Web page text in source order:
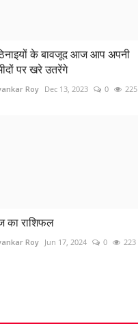
के बावजूद आज आप अपनी
पर खरे उतरेंगे
Roy Dec 13, 2023 0 225
का राशिफल
Roy Jun 17, 2024 0 223